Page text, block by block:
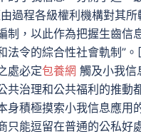
過程各級權利機構對其
制，以此作為把握生齒
法令的綜合性社會軌制”
處必定包養網 觸及小我信
共治理和公共福利的推
身積極摸索小我信息應
只能逗留在普通的公私好